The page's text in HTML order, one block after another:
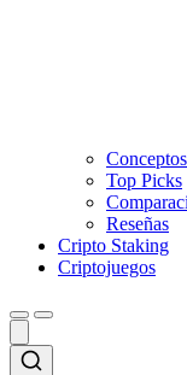
Top Picks
Reseñas
Cripto Staking
Criptojuegos